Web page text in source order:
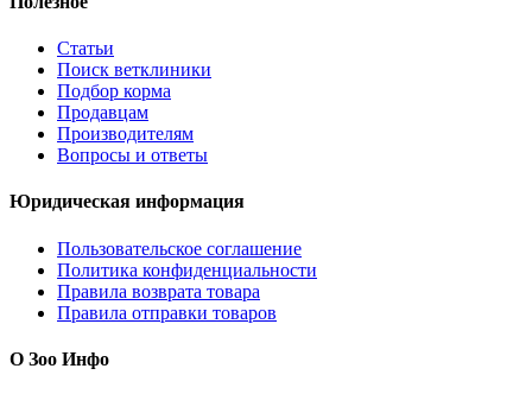
Статьи
Поиск ветклиники
Подбор корма
Продавцам
Производителям
Вопросы и ответы
Юридическая информация
Пользовательское соглашение
Политика конфиденциальности
Правила возврата товара
Правила отправки товаров
О Зоо Инфо